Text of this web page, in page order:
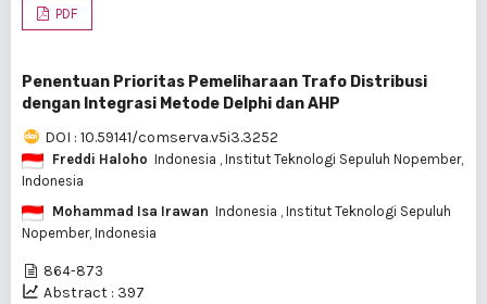
PDF
Penentuan Prioritas Pemeliharaan Trafo Distribusi
dengan Integrasi Metode Delphi dan AHP
DOI : 10.59141/comserva.v5i3.3252
Freddi Haloho Indonesia , Institut Teknologi Sepuluh Nopember,
Indonesia
Mohammad Isa Irawan Indonesia , Institut Teknologi Sepuluh
Nopember, Indonesia
864-873
Abstract : 397